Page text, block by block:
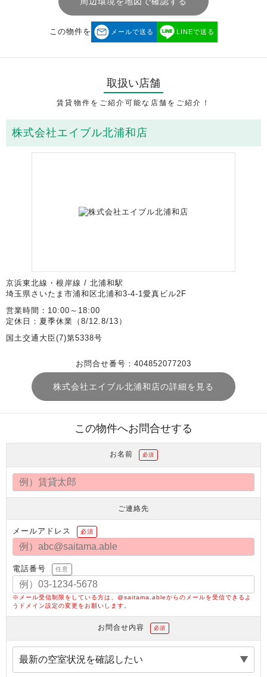
この物件を メールで送る LINEで送る
取扱い店舗
賃貸物件をご紹介可能な店舗をご紹介！
株式会社エイブル北浦和店
京浜東北線・根岸線 / 北浦和駅
埼玉県さいたま市浦和区北浦和3-4-1愛真ビル2F
営業時間：10:00～18:00
定休日：夏季休業（8/12.8/13）
国土交通大臣(7)第5338号
お問合せ番号：404852077203
株式会社エイブル北浦和店の詳細を見る
この物件へお問合せする
お名前 必須
ご連絡先
メールアドレス 必須
電話番号 任意
※メール受信制限をしている方は、@saitama.ableからのメールを受信できるよ
うドメイン設定の変更をお願いします。
お問合せ内容 必須